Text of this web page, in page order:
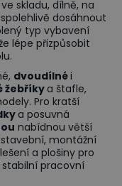
skladu, dílně, na
dosáhnout
typ vybavení
lépe přizpůsobit
dvoudílnéi
žebříkya štafle,
Pro kratší
a posuvná
nabídnou větší
montážní
a plošiny pro
stabilní pracovní